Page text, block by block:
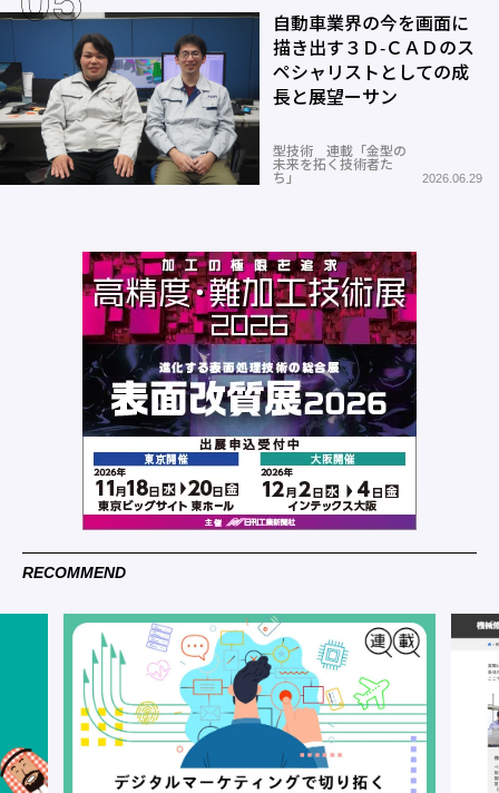
自動車業界の今を画面に
描き出す３Ｄ-ＣＡＤのス
ペシャリストとしての成
長と展望ーサン
型技術 連載「金型の
未来を拓く技術者た
ち」
2026.06.29
RECOMMEND